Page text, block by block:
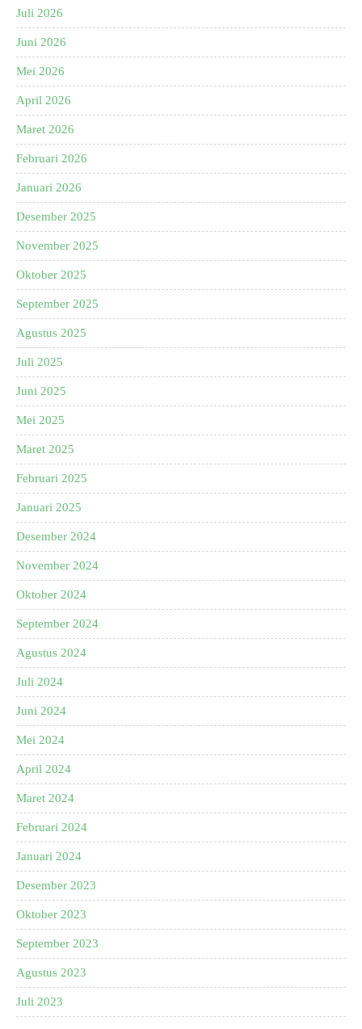
Juli 2026
Juni 2026
Mei 2026
April 2026
Maret 2026
Februari 2026
Januari 2026
Desember 2025
November 2025
Oktober 2025
September 2025
Agustus 2025
Juli 2025
Juni 2025
Mei 2025
Maret 2025
Februari 2025
Januari 2025
Desember 2024
November 2024
Oktober 2024
September 2024
Agustus 2024
Juli 2024
Juni 2024
Mei 2024
April 2024
Maret 2024
Februari 2024
Januari 2024
Desember 2023
Oktober 2023
September 2023
Agustus 2023
Juli 2023